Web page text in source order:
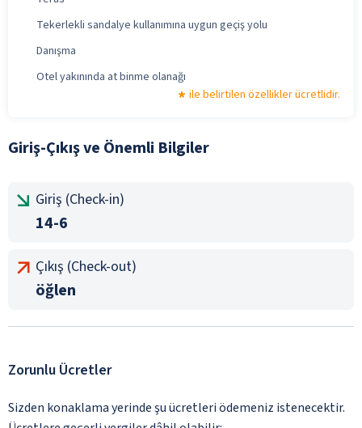
Tekerlekli sandalye kullanımına uygun geçiş yolu
Danışma
Otel yakınında at binme olanağı
ile belirtilen özellikler ücretlidir.
Giriş-Çıkış ve Önemli Bilgiler
Giriş (Check-in)
14-6
Çıkış (Check-out)
öğlen
Zorunlu Ücretler
Sizden konaklama yerinde şu ücretleri ödemeniz istenecektir.